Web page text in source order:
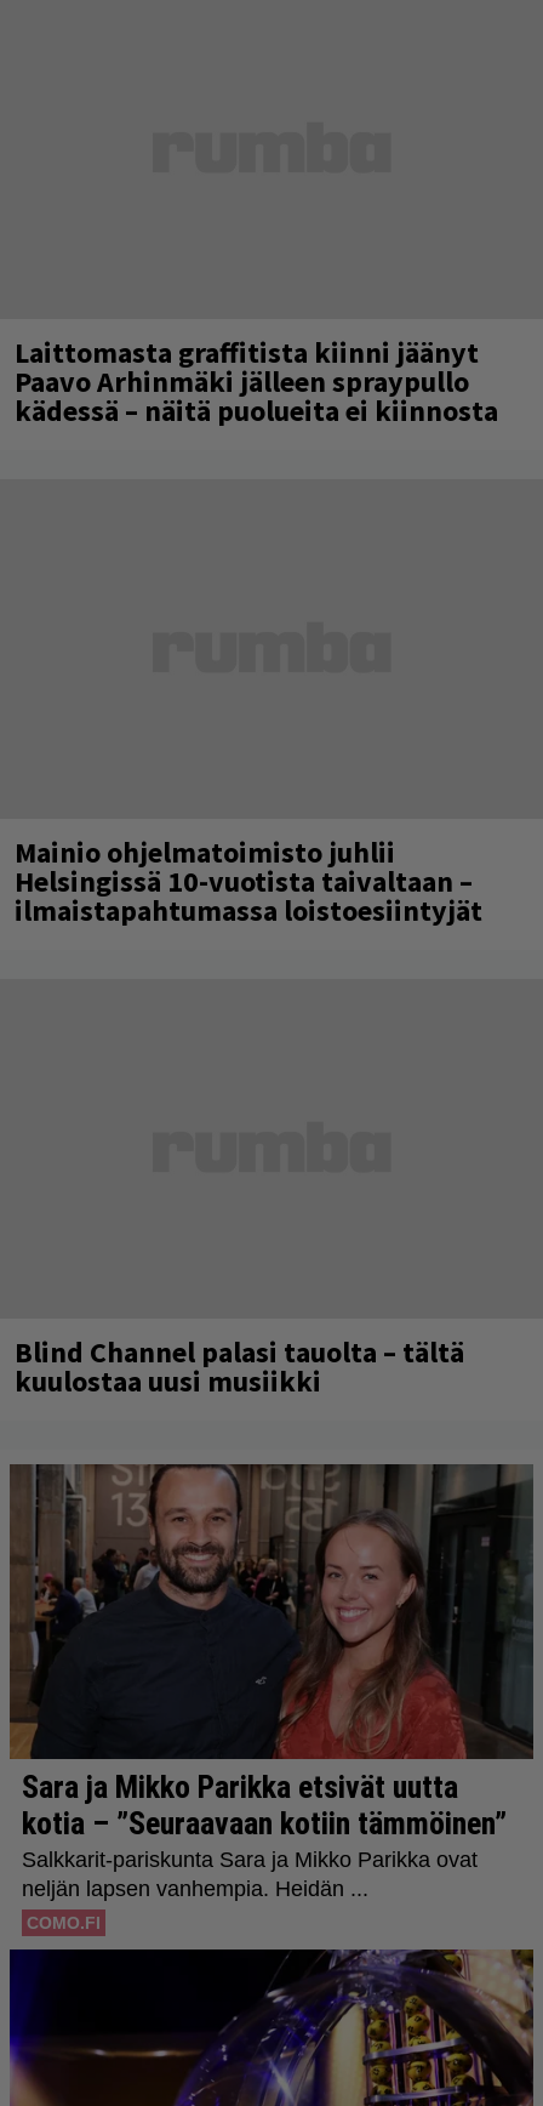
Laittomasta graffitista kiinni jäänyt
Paavo Arhinmäki jälleen spraypullo
kädessä – näitä puolueita ei kiinnosta
Mainio ohjelmatoimisto juhlii
Helsingissä 10-vuotista taivaltaan –
ilmaistapahtumassa loistoesiintyjät
Blind Channel palasi tauolta – tältä
kuulostaa uusi musiikki